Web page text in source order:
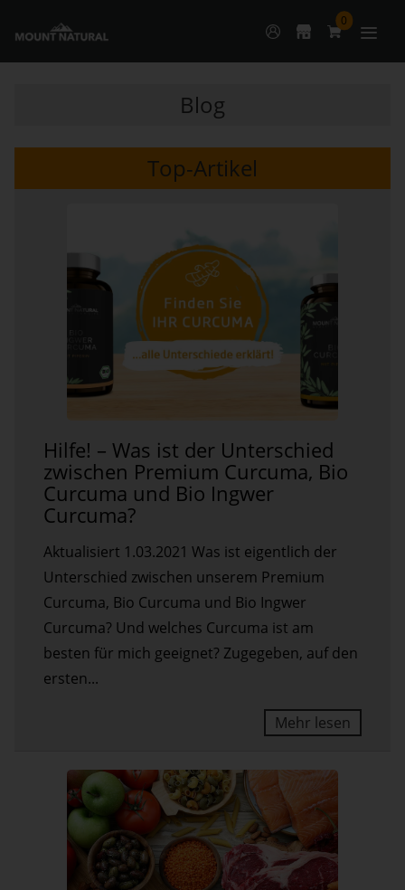
0
Blog
Top-Artikel
–
Was
ist
Unterschied
zwischen
Premium
Curcuma,
Bio
Curcuma
Curcuma?
Hilfe! – Was ist der Unterschied
zwischen Premium Curcuma, Bio
Curcuma und Bio Ingwer
Curcuma?
Aktualisiert 1.03.2021 Was ist eigentlich der
Unterschied zwischen unserem Premium
Curcuma, Bio Curcuma und Bio Ingwer
Curcuma? Und welches Curcuma ist am
besten für mich geeignet? Zugegeben, auf den
ersten...
Mehr lesen